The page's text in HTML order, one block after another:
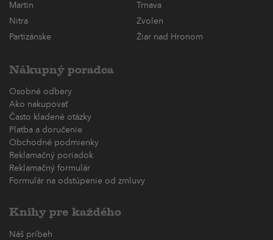
Martin
Trnava
Nitra
Zvolen
Partizánske
Žiar nad Hronom
Nákupný poradca
Osobné odbery
Ako nakupovať
Často kladené otázky
Platba a doručenie
Obchodné podmienky
Reklamačný poriadok
Reklamačný formulár
Formulár na odstúpenie od zmluvy
Knihy pre každého
Náš príbeh